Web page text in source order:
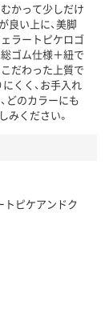
かって少しだけ
良い上に、美脚
ラートピケロゴ
ゴム仕様＋紐で
だわった上質で
くく、お手入れ
どのカラーにも
みください。
トピケアンドク